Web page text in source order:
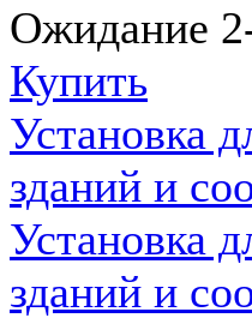
Ожидание
Купить
Установка
зданий и
Установка
зданий и